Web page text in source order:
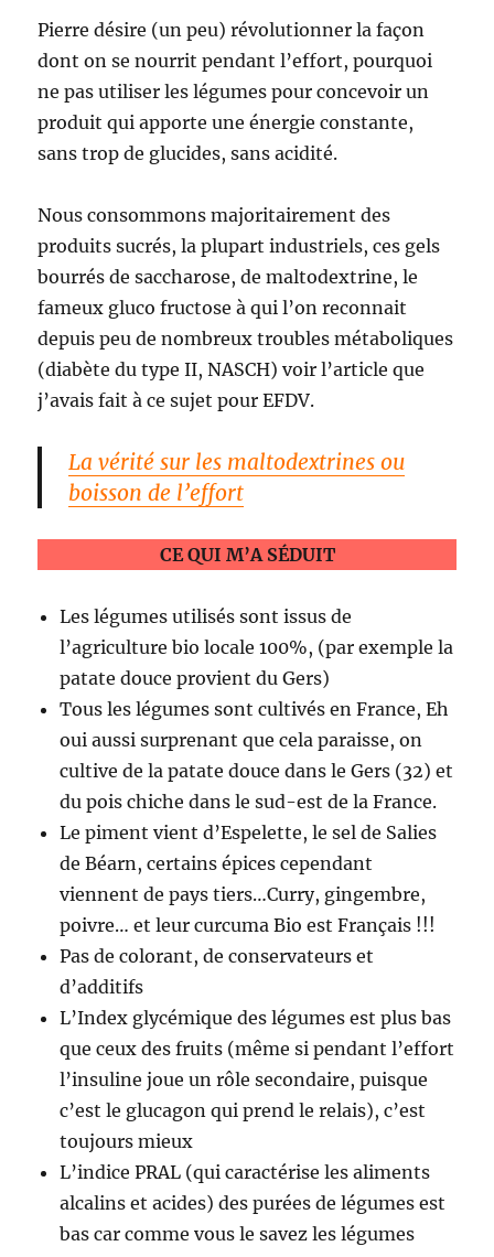
Pierre désire (un peu) révolutionner la façon
dont on se nourrit pendant l’effort, pourquoi
ne pas utiliser les légumes pour concevoir un
produit qui apporte une énergie constante,
sans trop de glucides, sans acidité.
Nous consommons majoritairement des
produits sucrés, la plupart industriels, ces gels
bourrés de saccharose, de maltodextrine, le
fameux gluco fructose à qui l’on reconnait
depuis peu de nombreux troubles métaboliques
(diabète du type II, NASCH) voir l’article que
j’avais fait à ce sujet pour EFDV.
La vérité sur les maltodextrines ou
boisson de l’effort
CE QUI M’A SÉDUIT
Les légumes utilisés sont issus de
l’agriculture bio locale 100%, (par exemple la
patate douce provient du Gers)
Tous les légumes sont cultivés en France, Eh
oui aussi surprenant que cela paraisse, on
cultive de la patate douce dans le Gers (32) et
du pois chiche dans le sud-est de la France.
Le piment vient d’Espelette, le sel de Salies
de Béarn, certains épices cependant
viennent de pays tiers…Curry, gingembre,
poivre… et leur curcuma Bio est Français !!!
Pas de colorant, de conservateurs et
d’additifs
L’Index glycémique des légumes est plus bas
que ceux des fruits (même si pendant l’effort
l’insuline joue un rôle secondaire, puisque
c’est le glucagon qui prend le relais), c’est
toujours mieux
L’indice PRAL (qui caractérise les aliments
alcalins et acides) des purées de légumes est
bas car comme vous le savez les légumes